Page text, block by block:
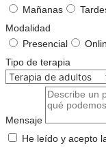
Mañanas
Modalidad
Presencial
Tipo de terapia
Mensaje
He leído y acepto